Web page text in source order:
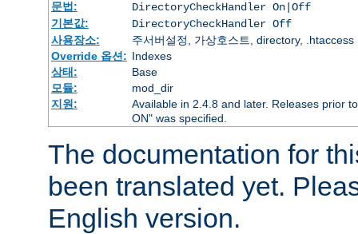
문법:
DirectoryCheckHandler On|Off
기본값:
DirectoryCheckHandler Off
사용장소:
주서버설정, 가상호스트, directory, .htaccess
Override 옵션: Indexes
상태:
Base
모듈:
mod_dir
지원:
Available in 2.4.8 and later. Releases prior
ON" was specified.
The documentation for
been translated yet.
English version.